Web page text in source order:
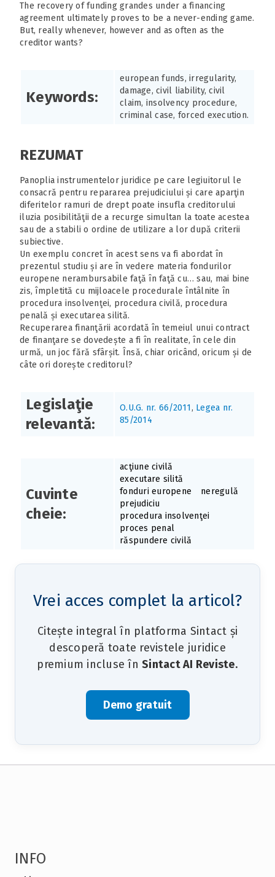
The recovery of funding grandes under a financing
agreement ultimately proves to be a never-ending game.
But, really whenever, however and as often as the
creditor wants?
Keywords:
european funds, irregularity,
damage, civil liability, civil
claim, insolvency procedure,
criminal case, forced execution.
REZUMAT
Panoplia instrumentelor juridice pe care legiuitorul le
consacră pentru repararea prejudiciului și care aparţin
diferitelor ramuri de drept poate insufla creditorului
iluzia posibilităţii de a recurge simultan la toate acestea
sau de a stabili o ordine de utilizare a lor după criterii
subiective.
Un exemplu concret în acest sens va fi abordat în
prezentul studiu și are în vedere materia fondurilor
europene nerambursabile faţă în faţă cu… sau, mai bine
zis, împletită cu mijloacele procedurale întâlnite în
procedura insolvenţei, procedura civilă, procedura
penală și executarea silită.
Recuperarea finanţării acordată în temeiul unui contract
de finanţare se dovedește a fi în realitate, în cele din
urmă, un joc fără sfârșit. Însă, chiar oricând, oricum și de
câte ori dorește creditorul?
Legislaţie
relevantă:
O.U.G. nr. 66/2011, Legea nr.
85/2014
Cuvinte
cheie:
acţiune civilă
executare silită
fonduri europene
neregulă
prejudiciu
procedura insolvenţei
proces penal
răspundere civilă
Vrei acces complet la articol?
Citește integral în platforma Sintact și
descoperă toate revistele juridice
premium incluse în Sintact AI Reviste.
Demo gratuit
INFO